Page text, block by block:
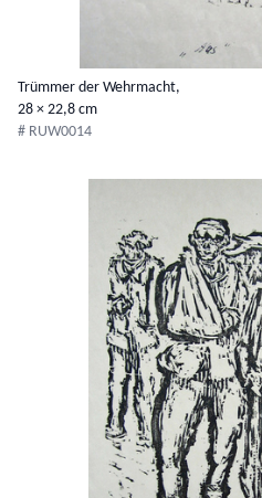
Trümmer der Wehrmacht,
28 × 22,8 cm
# RUW0014